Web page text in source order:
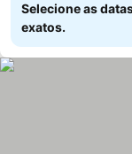
Selecione as
exatos.